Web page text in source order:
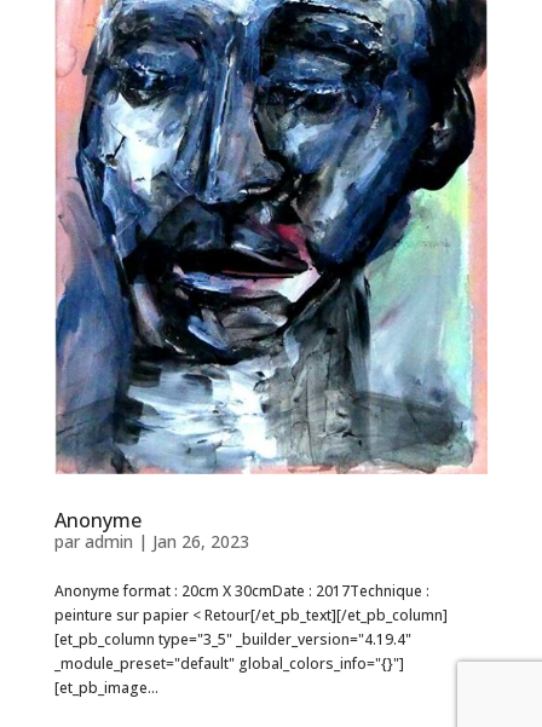
Anonyme
par admin | Jan 26, 2023
Anonyme format : 20cm X 30cmDate : 2017Technique :
peinture sur papier < Retour[/et_pb_text][/et_pb_column]
[et_pb_column type="3_5" _builder_version="4.19.4"
_module_preset="default" global_colors_info="{}"]
[et_pb_image...